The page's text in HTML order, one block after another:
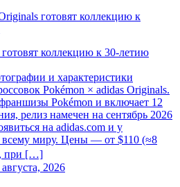
коллекцию к 30-летию
и характеристики
Pokémon × adidas Originals.
Pokémon и включает 12
релиз намечен на сентябрь 2026
на adidas.com и у
всему миру. Цены — от $110 (≈8
при […]
2026